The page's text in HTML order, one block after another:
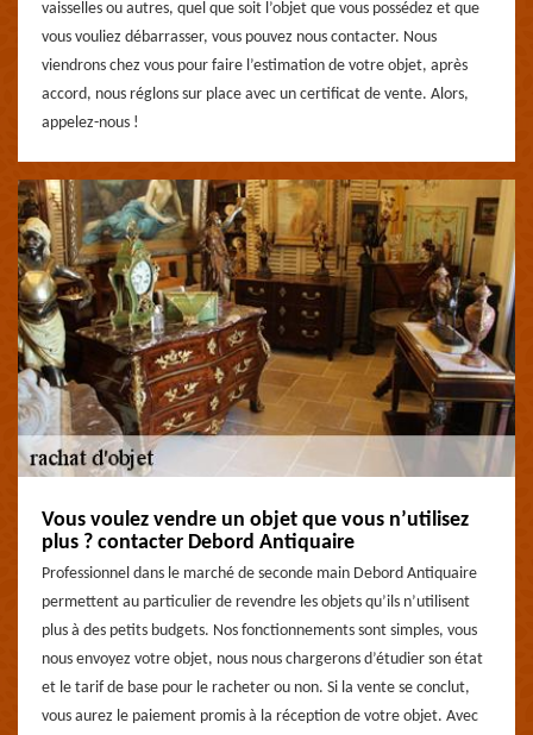
vaisselles ou autres, quel que soit l’objet que vous possédez et que
vous vouliez débarrasser, vous pouvez nous contacter. Nous
viendrons chez vous pour faire l’estimation de votre objet, après
accord, nous réglons sur place avec un certificat de vente. Alors,
appelez-nous !
Vous voulez vendre un objet que vous n’utilisez
plus ? contacter Debord Antiquaire
Professionnel dans le marché de seconde main Debord Antiquaire
permettent au particulier de revendre les objets qu’ils n’utilisent
plus à des petits budgets. Nos fonctionnements sont simples, vous
nous envoyez votre objet, nous nous chargerons d’étudier son état
et le tarif de base pour le racheter ou non. Si la vente se conclut,
vous aurez le paiement promis à la réception de votre objet. Avec